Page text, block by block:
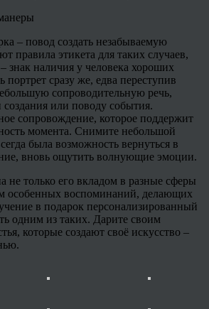
– повод создать незабываемую
правила этикета для таких случаев,
знак наличия у человека хороших
портрет сразу же, едва переступив
сопроводительную речь,
создания или поводу события.
сопровождение, которое поддержит
момента. Снимите небольшой
была возможность вернуться в
вновь ощутить волнующие эмоции.
не только его вкладом в разные сферы
особенных воспоминаний, делающих
в подарок персонализированный
одним из таких. Дарите своим
которые создают своё искусство –